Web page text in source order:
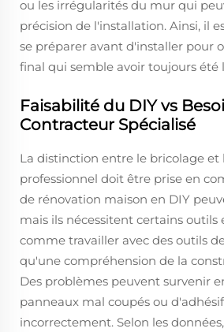
ou les irrégularités du mur qui
précision de l'installation. Ainsi, il
se préparer avant d'installer pour
final qui semble avoir toujours été
Faisabilité du DIY vs
Contracteur Spécialisé
La distinction entre le bricolage et
professionnel doit être prise en
de rénovation maison en DIY
mais ils nécessitent certains outils
comme travailler avec des outils
qu'une compréhension de la
Des problèmes peuvent survenir
panneaux mal coupés ou
incorrectement. Selon les